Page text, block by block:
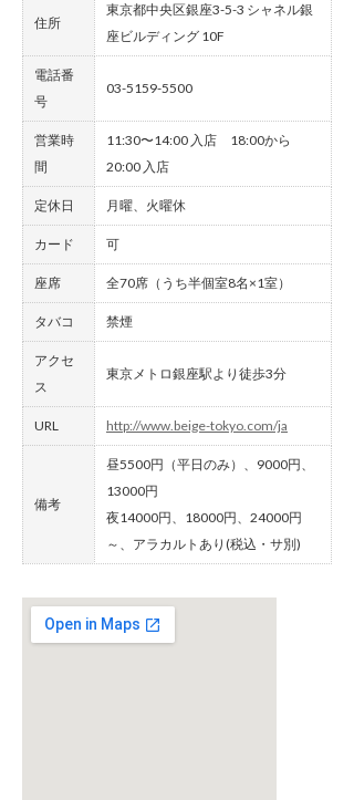
住所
東京都中央区銀座3-5-3 シャネル銀
座ビルディング 10F
電話番
号
03-5159-5500
営業時
間
11:30〜14:00 入店 18:00から
20:00 入店
定休日 月曜、火曜休
カード 可
座席 全70席（うち半個室8名×1室）
タバコ 禁煙
アクセ
ス
東京メトロ銀座駅より徒歩3分
URL http://www.beige-tokyo.com/ja
備考
昼5500円（平日のみ）、9000円、
13000円
夜14000円、18000円、24000円
～、アラカルトあり(税込・サ別)